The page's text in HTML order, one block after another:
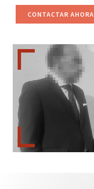
CONTACTAR AHORA